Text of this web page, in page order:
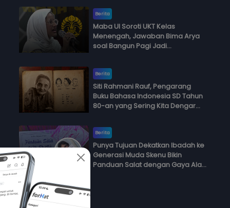
Berita
Maba UI Soroti UKT Kelas
Menengah, Jawaban Bima Arya
soal Bangun Pagi Jadi
Berita
Siti Rahmani Rauf, Pengarang
Buku Bahasa Indonesia SD Tahun
80-an yang Sering Kita Dengar
Adik Budi
Berita
Punya Tujuan Dekatkan Ibadah ke
Generasi Muda Skenu Bikin
Panduan Salat dengan Gaya Ala
Polling